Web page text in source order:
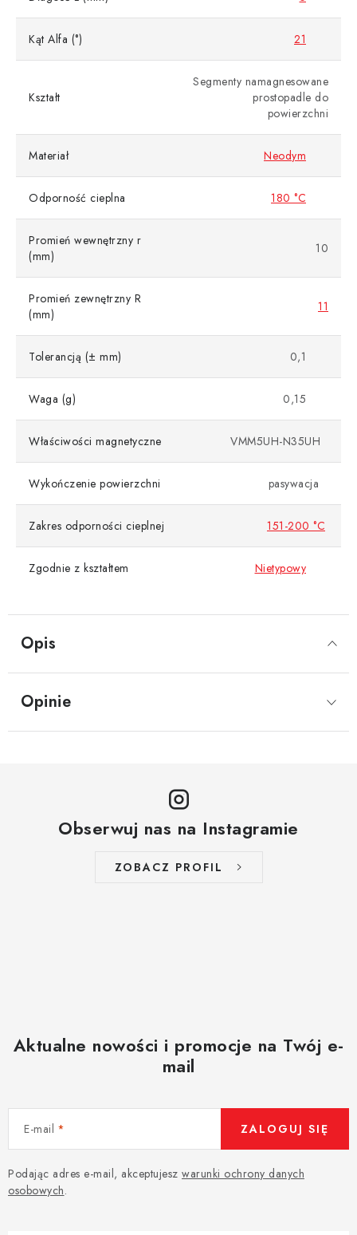
Opis
Kąt Alfa (°) 21
Kształt
Segmenty namagnesowane
prostopadle do
powierzchni
Materiał Neodym
Odporność cieplna 180 °C
Promień wewnętrzny r
(mm)
10
Promień zewnętrzny R
(mm)
11
Tolerancją (± mm) 0,1
Waga (g) 0,15
Właściwości magnetyczne VMM5UH-N35UH
Wykończenie powierzchni pasywacja
Zakres odporności cieplnej 151-200 °C
Zgodnie z kształtem Nietypowy
Opinie
Obserwuj nas na Instagramie
ZOBACZ PROFIL
Aktualne nowości i promocje na Twój e-
mail
E-mail
Podając adres e-mail, akceptujesz warunki ochrony danych
osobowych.
ZALOGUJ SIĘ